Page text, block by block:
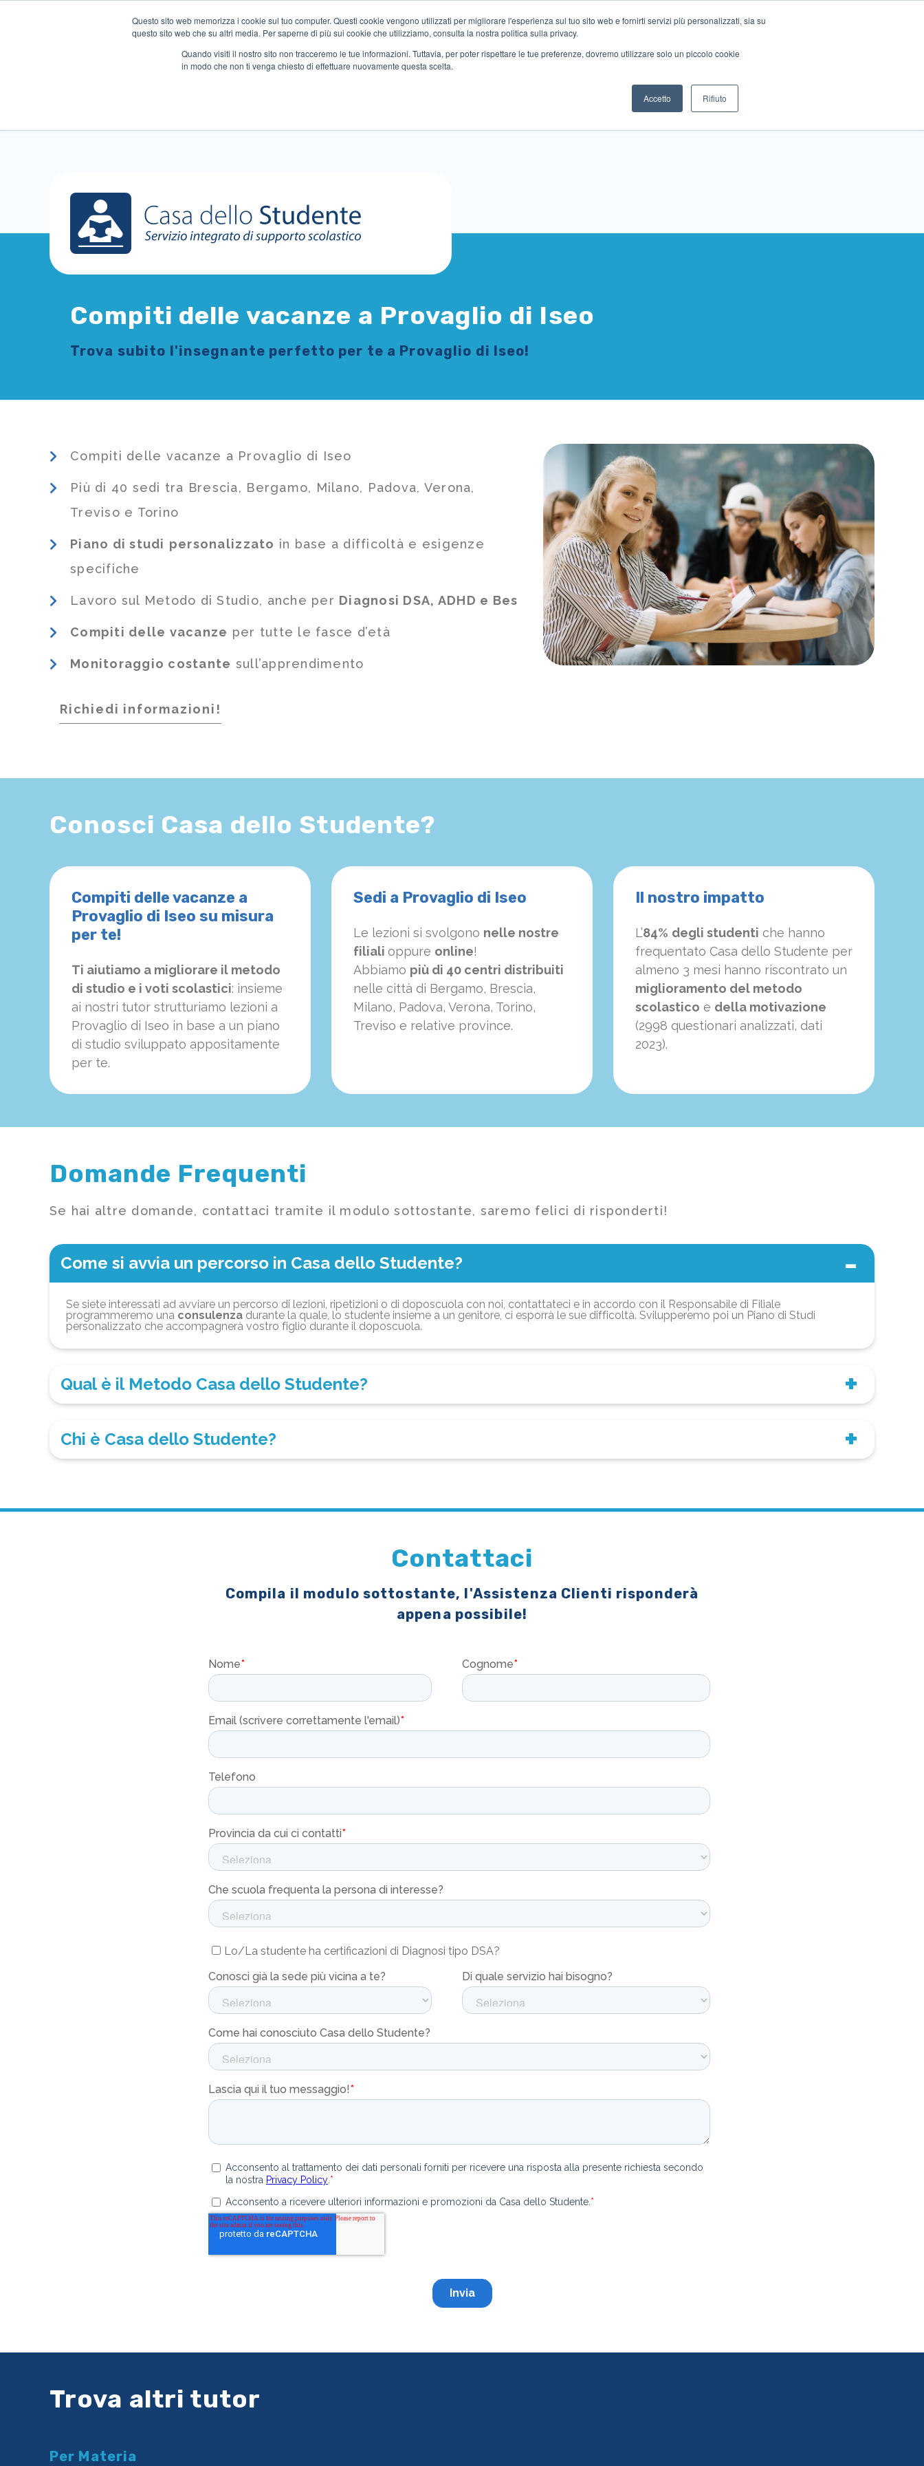
Questo sito web memorizza i cookie sul tuo computer. Questi cookie vengono utilizzati per migliorare l'esperienza sul tuo sito web e fornirti servizi più personalizzati, sia su
questo sito web che su altri media. Per saperne di più sui cookie che utilizziamo, consulta la nostra politica sulla privacy.
Quando visiti il ​​nostro sito non tracceremo le tue informazioni. Tuttavia, per poter rispettare le tue preferenze, dovremo utilizzare solo un piccolo cookie
in modo che non ti venga chiesto di effettuare nuovamente questa scelta.
Accetto Rifiuto
Compiti delle vacanze a Provaglio di Iseo
Trova subito l'insegnante perfetto per te a Provaglio di Iseo!
Compiti delle vacanze a Provaglio di Iseo
Più di 40 sedi tra Brescia, Bergamo, Milano, Padova, Verona,
Treviso e Torino
Piano di studi personalizzato in base a difficoltà e esigenze
specifiche
Lavoro sul Metodo di Studio, anche per Diagnosi DSA, ADHD e Bes
Compiti delle vacanze per tutte le fasce d’età
Monitoraggio costante sull’apprendimento
Richiedi informazioni!
Conosci Casa dello Studente?
Compiti delle vacanze a
Provaglio di Iseo su misura
per te!
Ti aiutiamo a migliorare il metodo
di studio e i voti scolastici: insieme
ai nostri tutor strutturiamo lezioni a
Provaglio di Iseo in base a un piano
di studio sviluppato appositamente
per te.
Sedi a Provaglio di Iseo
Le lezioni si svolgono nelle nostre
filiali oppure online!
Abbiamo più di 40 centri distribuiti
nelle città di Bergamo, Brescia,
Milano, Padova, Verona, Torino,
Treviso e relative province.
Il nostro impatto
L’84% degli studenti che hanno
frequentato Casa dello Studente per
almeno 3 mesi hanno riscontrato un
miglioramento del metodo
scolastico e della motivazione
(2998 questionari analizzati, dati
2023).
Domande Frequenti
Se hai altre domande, contattaci tramite il modulo sottostante, saremo felici di risponderti!
Come si avvia un percorso in Casa dello Studente?
Se siete interessati ad avviare un percorso di lezioni, ripetizioni o di doposcuola con noi, contattateci e in accordo con il Responsabile di Filiale
programmeremo una consulenza durante la quale, lo studente insieme a un genitore, ci esporrà le sue difficoltà. Svilupperemo poi un Piano di Studi
personalizzato che accompagnerà vostro figlio durante il doposcuola.
Qual è il Metodo Casa dello Studente?
Chi è Casa dello Studente?
Contattaci
Compila il modulo sottostante, l'Assistenza Clienti risponderà
appena possibile!
Trova altri tutor
Per Materia